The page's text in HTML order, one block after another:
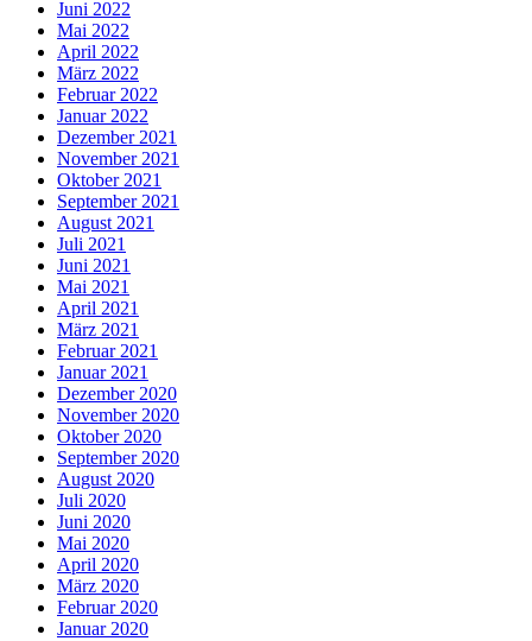
Juni 2022
Mai 2022
April 2022
März 2022
Februar 2022
Januar 2022
Dezember 2021
November 2021
Oktober 2021
September 2021
August 2021
Juli 2021
Juni 2021
Mai 2021
April 2021
März 2021
Februar 2021
Januar 2021
Dezember 2020
November 2020
Oktober 2020
September 2020
August 2020
Juli 2020
Juni 2020
Mai 2020
April 2020
März 2020
Februar 2020
Januar 2020